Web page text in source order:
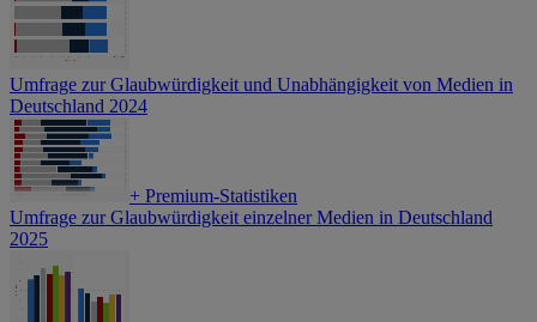
Umfrage zur Glaubwürdigkeit und Unabhängigkeit von Medien in
Deutschland 2024
+ Premium-Statistiken
Umfrage zur Glaubwürdigkeit einzelner Medien in Deutschland
2025